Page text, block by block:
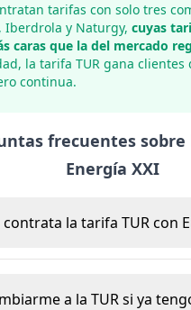
tarifas con solo tres
Iberdrola y Naturgy, cuyas
caras que la del mercado
la tarifa TUR gana clientes
continua.
frecuentes sobre
Energía XXI
contrata la tarifa TUR con
a la TUR si ya